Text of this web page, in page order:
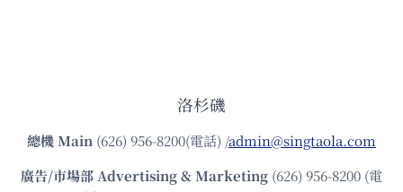
洛杉磯
總機Main (626) 956-8200(電話) /admin@singtaola.com
廣告/市場部Advertising & Marketing (626) 956-8200 (電